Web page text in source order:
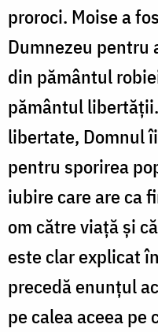
proroci. Moise a
Dumnezeu pentru
din pământul
pământul
libertate, Domnul
pentru sporirea
iubire care are ca
om către viaţă şi
este clar explicat
precedă enunţul
pe calea aceea pe